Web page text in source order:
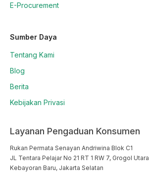
E-Procurement
Sumber Daya
Tentang Kami
Blog
Berita
Kebijakan Privasi
Layanan Pengaduan Konsumen
Rukan Permata Senayan Andriwina Blok C1
JL Tentara Pelajar No 21 RT 1 RW 7, Grogol Utara
Kebayoran Baru, Jakarta Selatan